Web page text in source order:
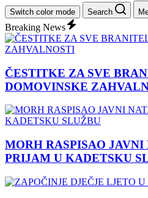
Switch color mode Search
Breaking News
ČESTITKE ZA SVE
DOMOVINSKE
MORH RASPISAO
PRIJAM U KADETSKU